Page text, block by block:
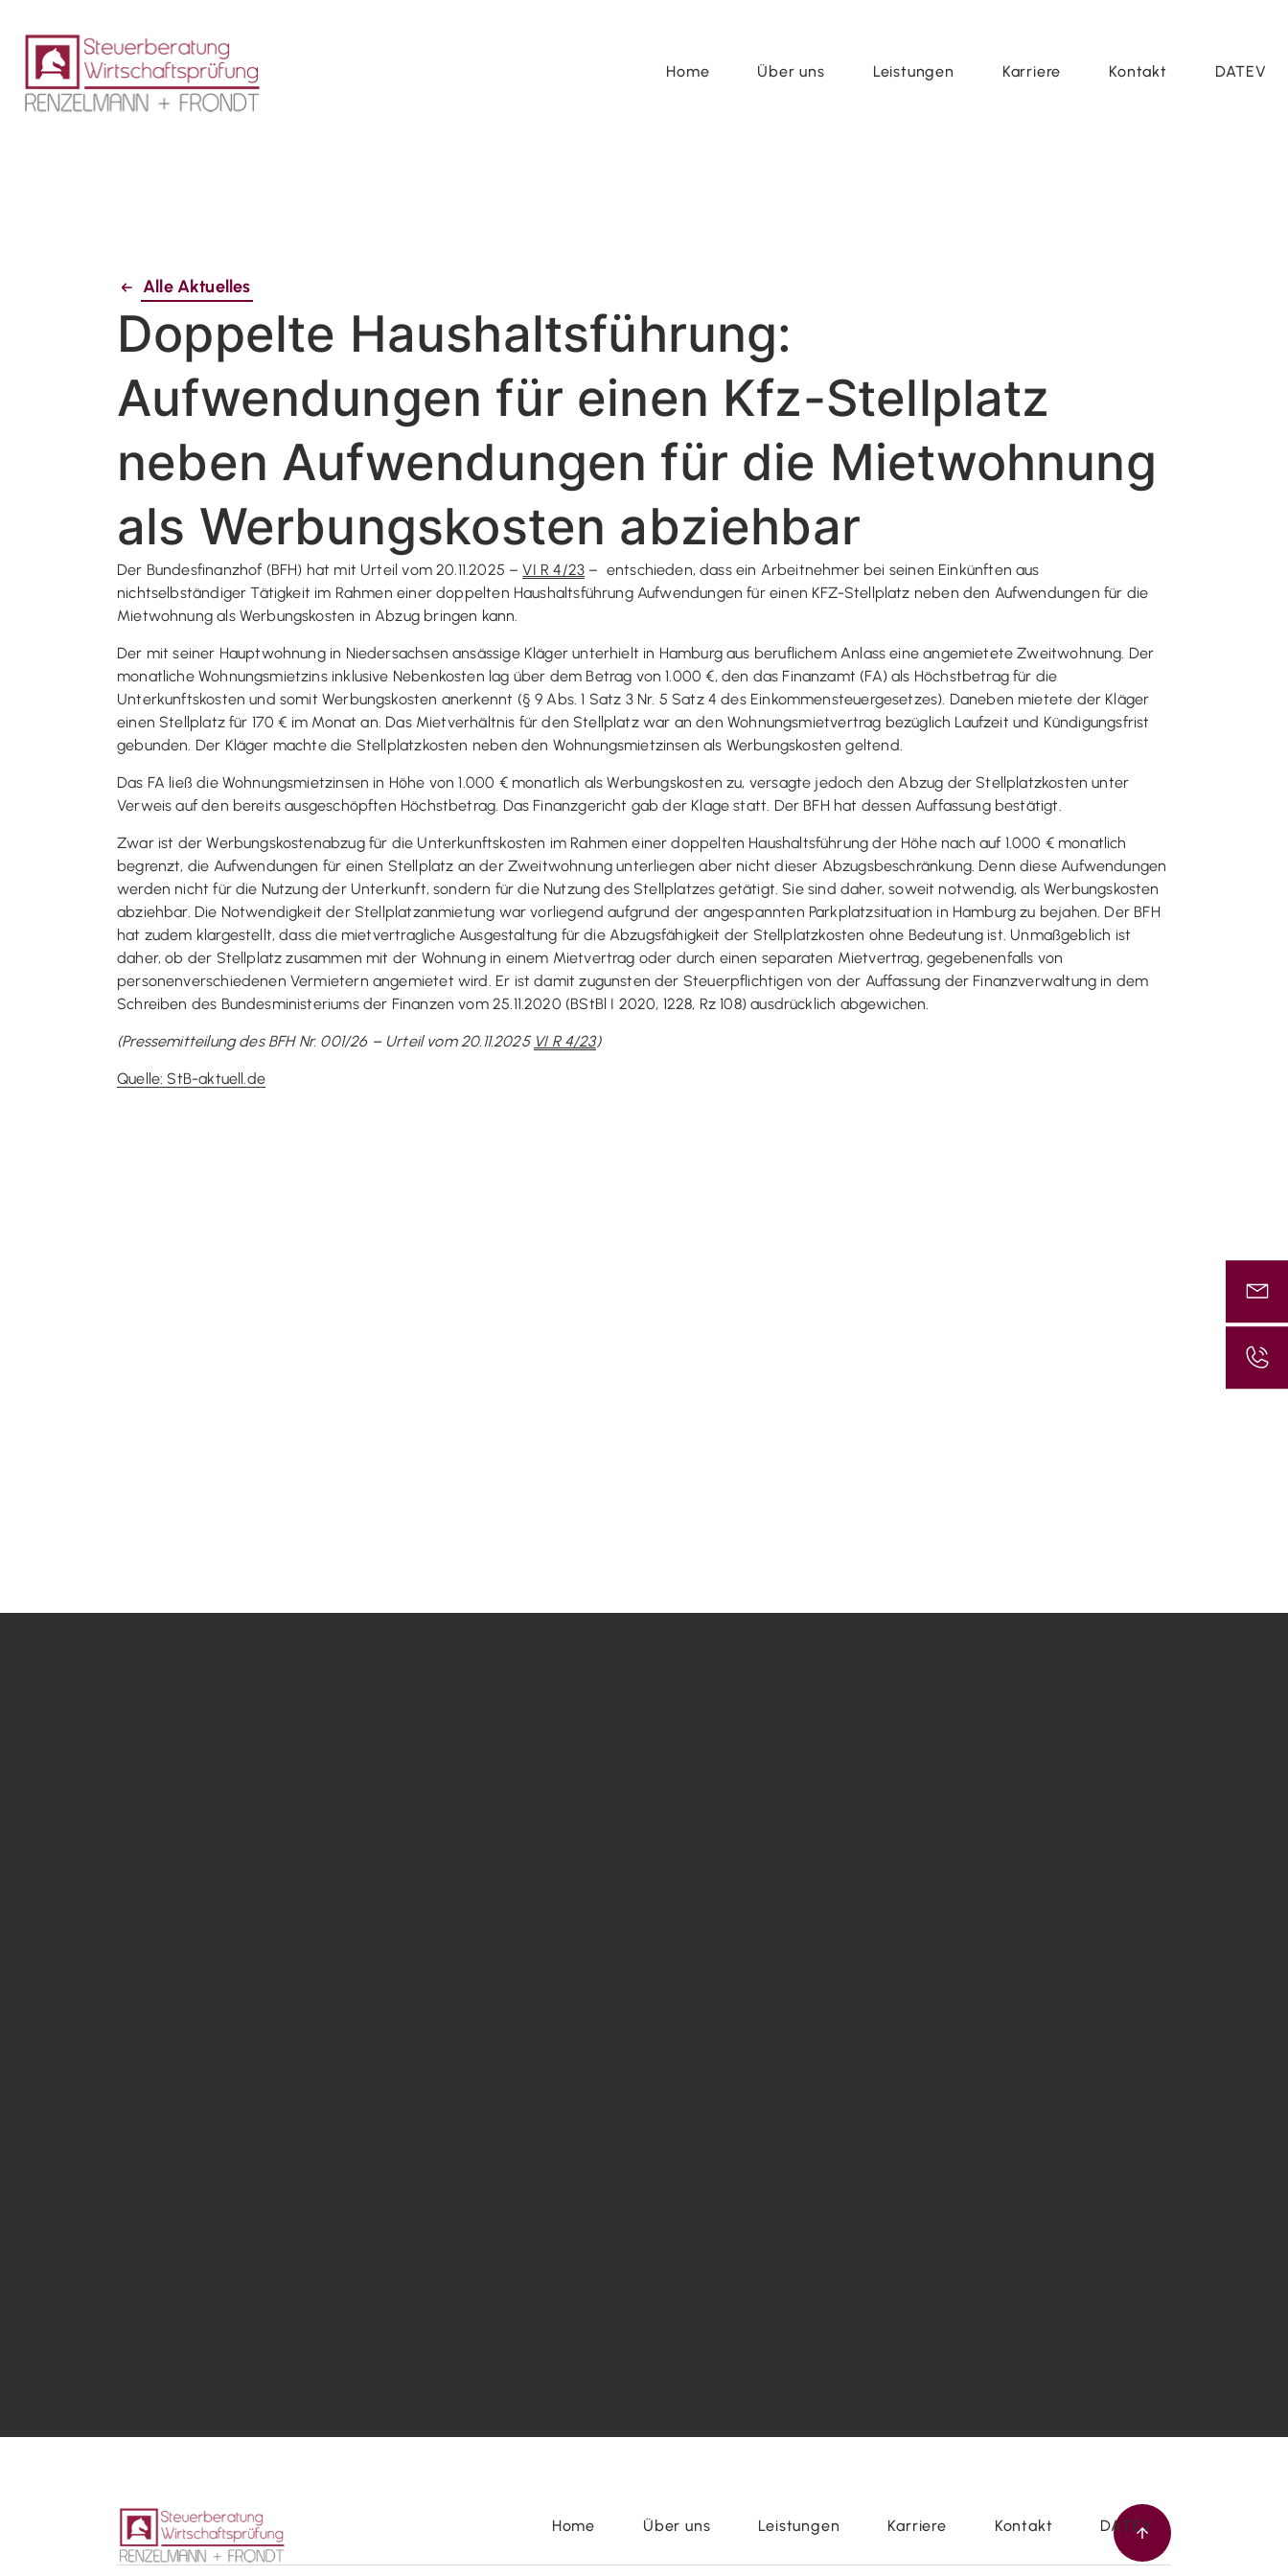
Home Über uns Leistungen Karriere Kontakt DATEV
Alle Aktuelles
Doppelte Haushaltsführung:
Aufwendungen für einen Kfz-Stellplatz
neben Aufwendungen für die Mietwohnung
als Werbungskosten abziehbar
Der Bundesfinanzhof (BFH) hat mit Urteil vom 20.11.2025 –VI R 4/23 – entschieden, dass ein Arbeitnehmer bei seinen Einkünften aus
nichtselbständiger Tätigkeit im Rahmen einer doppelten Haushaltsführung Aufwendungen für einen KFZ-Stellplatz neben den Aufwendungen für die
Mietwohnung als Werbungskosten in Abzug bringen kann.
Der mit seiner Hauptwohnung in Niedersachsen ansässige Kläger unterhielt in Hamburg aus beruflichem Anlass eine angemietete Zweitwohnung. Der
monatliche Wohnungsmietzins inklusive Nebenkosten lag über dem Betrag von 1.000 €, den das Finanzamt (FA) als Höchstbetrag für die
Unterkunftskosten und somit Werbungskosten anerkennt (§ 9 Abs. 1 Satz 3 Nr. 5 Satz 4 des Einkommensteuergesetzes). Daneben mietete der Kläger
einen Stellplatz für 170 € im Monat an. Das Mietverhältnis für den Stellplatz war an den Wohnungsmietvertrag bezüglich Laufzeit und Kündigungsfrist
gebunden. Der Kläger machte die Stellplatzkosten neben den Wohnungsmietzinsen als Werbungskosten geltend.
Das FA ließ die Wohnungsmietzinsen in Höhe von 1.000 € monatlich als Werbungskosten zu, versagte jedoch den Abzug der Stellplatzkosten unter
Verweis auf den bereits ausgeschöpften Höchstbetrag. Das Finanzgericht gab der Klage statt. Der BFH hat dessen Auffassung bestätigt.
Zwar ist der Werbungskostenabzug für die Unterkunftskosten im Rahmen einer doppelten Haushaltsführung der Höhe nach auf 1.000 € monatlich
begrenzt, die Aufwendungen für einen Stellplatz an der Zweitwohnung unterliegen aber nicht dieser Abzugsbeschränkung. Denn diese Aufwendungen
werden nicht für die Nutzung der Unterkunft, sondern für die Nutzung des Stellplatzes getätigt. Sie sind daher, soweit notwendig, als Werbungskosten
abziehbar. Die Notwendigkeit der Stellplatzanmietung war vorliegend aufgrund der angespannten Parkplatzsituation in Hamburg zu bejahen. Der BFH
hat zudem klargestellt, dass die mietvertragliche Ausgestaltung für die Abzugsfähigkeit der Stellplatzkosten ohne Bedeutung ist. Unmaßgeblich ist
daher, ob der Stellplatz zusammen mit der Wohnung in einem Mietvertrag oder durch einen separaten Mietvertrag, gegebenenfalls von
personenverschiedenen Vermietern angemietet wird. Er ist damit zugunsten der Steuerpflichtigen von der Auffassung der Finanzverwaltung in dem
Schreiben des Bundesministeriums der Finanzen vom 25.11.2020 (BStBl I 2020, 1228, Rz 108) ausdrücklich abgewichen.
(Pressemitteilung des BFH Nr. 001/26 – Urteil vom 20.11.2025 VI R 4/23)
Quelle: StB-aktuell.de
Home Über uns Leistungen Karriere Kontakt DATEV